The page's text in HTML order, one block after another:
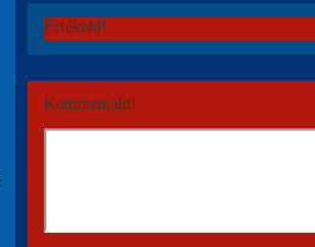
Értékeld!
Kommentáld!